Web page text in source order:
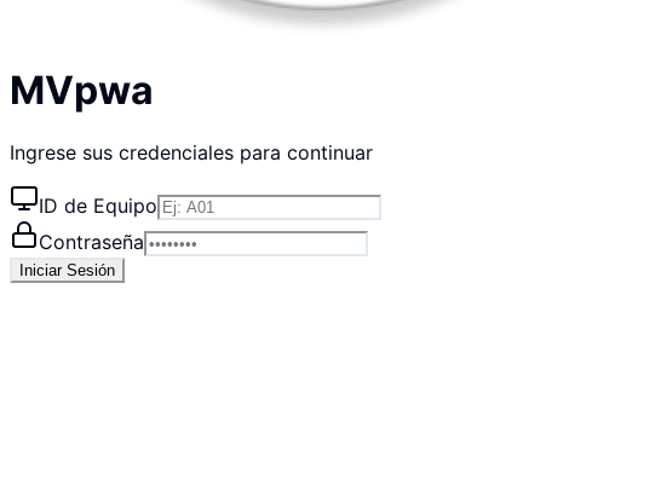
MVpwa
Ingrese sus credenciales para continuar
ID de Equipo
Contraseña
Iniciar Sesión